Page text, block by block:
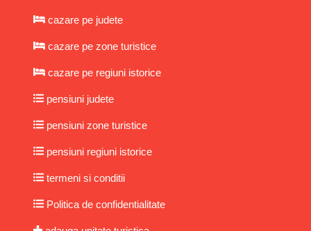
cazare pe judete
cazare pe zone turistice
cazare pe regiuni istorice
pensiuni judete
pensiuni zone turistice
pensiuni regiuni istorice
termeni si conditii
Politica de confidentialitate